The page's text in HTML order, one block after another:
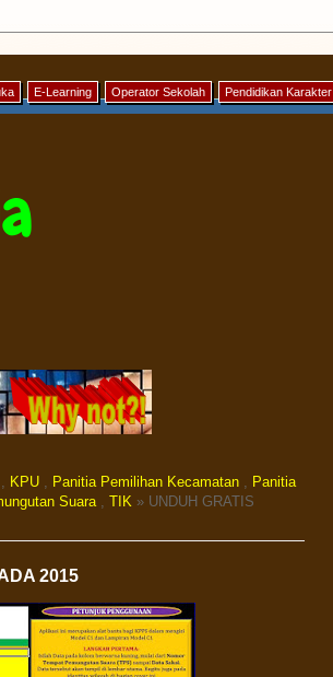
E-Learning Operator Sekolah Pendidikan Karakter
, KPU , Panitia Pemilihan Kecamatan , Panitia
Suara, TIK » UNDUH GRATIS
2015